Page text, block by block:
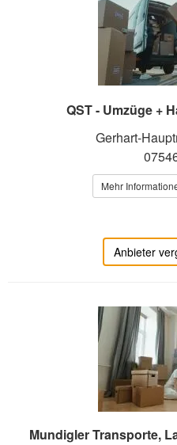
QST - Umzüge +
Gerhart-
Mehr
Anbieter
Mundigler Transporte,